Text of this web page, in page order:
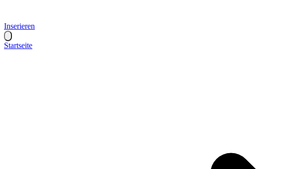
Inserieren
Startseite